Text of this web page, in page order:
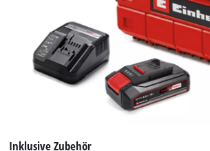
Inklusive Zubehör